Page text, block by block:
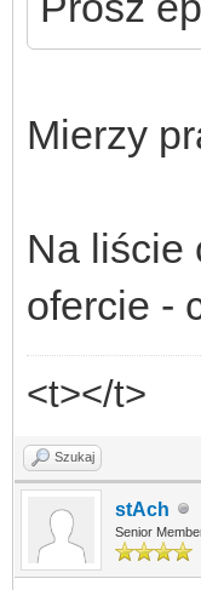
Mierzy
Na liście
ofercie -
<t></t>
Szukaj
stAch
Senior